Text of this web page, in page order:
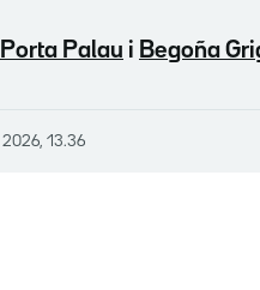
Palau i Begoña
2026, 13.36